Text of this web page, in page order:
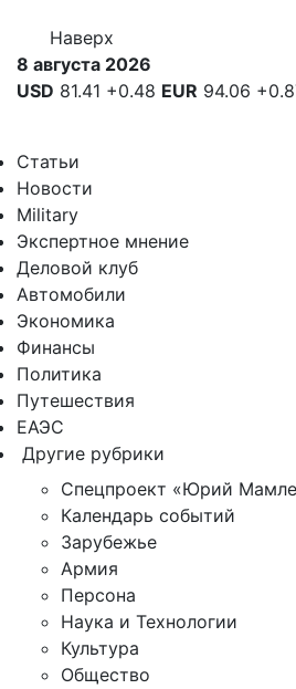
Наверх
8 августа 2026
USD 81.41 +0.48 EUR 94.06
Статьи
Новости
Military
Экспертное мнение
Деловой клуб
Автомобили
Экономика
Финансы
Политика
Путешествия
ЕАЭС
Другие рубрики
Спецпроект «Юрий
Календарь событий
Зарубежье
Армия
Персона
Наука и Технологии
Культура
Общество